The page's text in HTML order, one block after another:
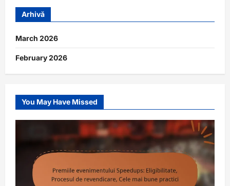
Arhivă
March 2026
February 2026
You May Have Missed